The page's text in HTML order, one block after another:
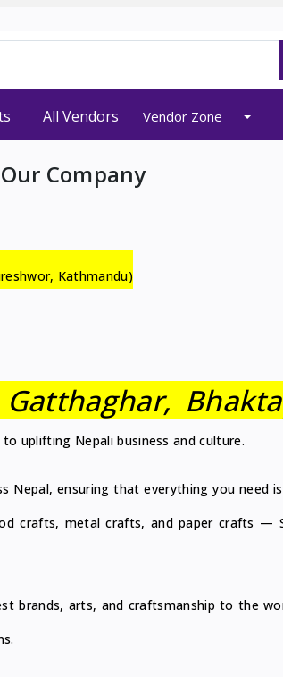
All Vendors Vendor Zone
Company
Kathmandu)
Gatthaghar,
uplifting Nepali business and culture.
ensuring that everything you need
crafts, metal crafts, and paper crafts —
brands, arts, and craftsmanship to the